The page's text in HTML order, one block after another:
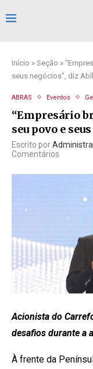
Início » Seção »
seus negócios”, diz
ABRAS Eventos
“Empresário
seu povo e
Escrito por
Comentários
Acionista do
desafios durante a
À frente da